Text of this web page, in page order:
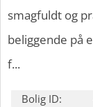
smagfuldt og
beliggende på
f...
Bolig ID: